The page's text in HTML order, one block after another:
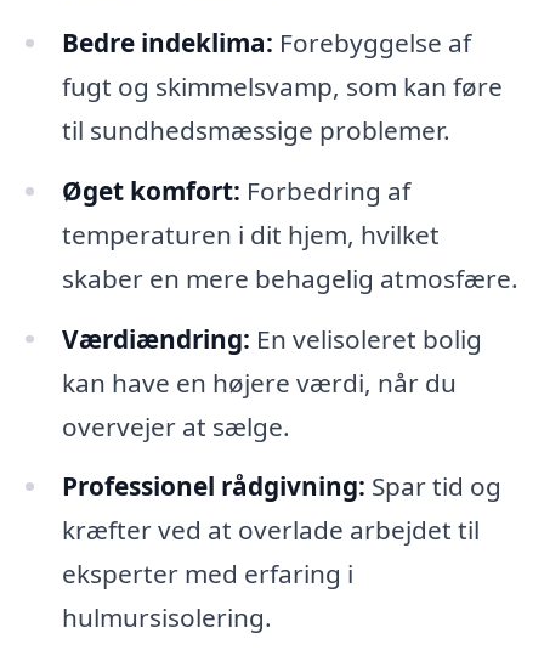
Bedre indeklima: Forebyggelse af
fugt og skimmelsvamp, som kan føre
til sundhedsmæssige problemer.
Øget komfort: Forbedring af
temperaturen i dit hjem, hvilket
skaber en mere behagelig atmosfære.
Værdiændring: En velisoleret bolig
kan have en højere værdi, når du
overvejer at sælge.
Professionel rådgivning: Spar tid og
kræfter ved at overlade arbejdet til
eksperter med erfaring i
hulmursisolering.